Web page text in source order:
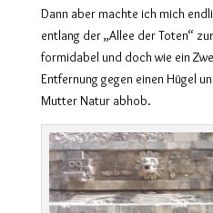
Dann aber machte ich mich
entlang der „Allee der Toten“
formidabel und doch wie ein
Entfernung gegen einen Hügel
Mutter Natur abhob.